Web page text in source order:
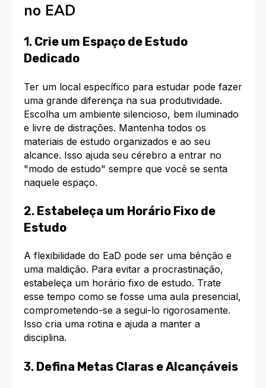
no EAD
1. Crie um Espaço de Estudo
Dedicado
Ter um local específico para estudar pode fazer
uma grande diferença na sua produtividade.
Escolha um ambiente silencioso, bem iluminado
e livre de distrações. Mantenha todos os
materiais de estudo organizados e ao seu
alcance. Isso ajuda seu cérebro a entrar no
"modo de estudo" sempre que você se senta
naquele espaço.
2. Estabeleça um Horário Fixo de
Estudo
A flexibilidade do EaD pode ser uma bênção e
uma maldição. Para evitar a procrastinação,
estabeleça um horário fixo de estudo. Trate
esse tempo como se fosse uma aula presencial,
comprometendo-se a segui-lo rigorosamente.
Isso cria uma rotina e ajuda a manter a
disciplina.
3. Defina Metas Claras e Alcançáveis